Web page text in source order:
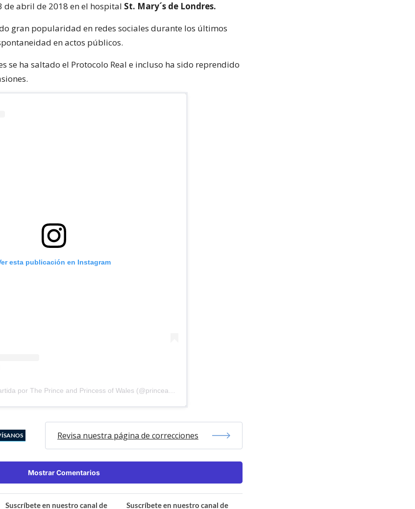
de abril de 2018 en el hospital St. Mary´s de Londres.
gran popularidad en redes sociales durante los últimos
en actos públicos.
se ha saltado el Protocolo Real e incluso ha sido reprendido
esta publicación en Instagram
Revisa nuestra página de correcciones
Mostrar Comentarios
Suscríbete en nuestro canal de
Suscríbete en nuestro canal de